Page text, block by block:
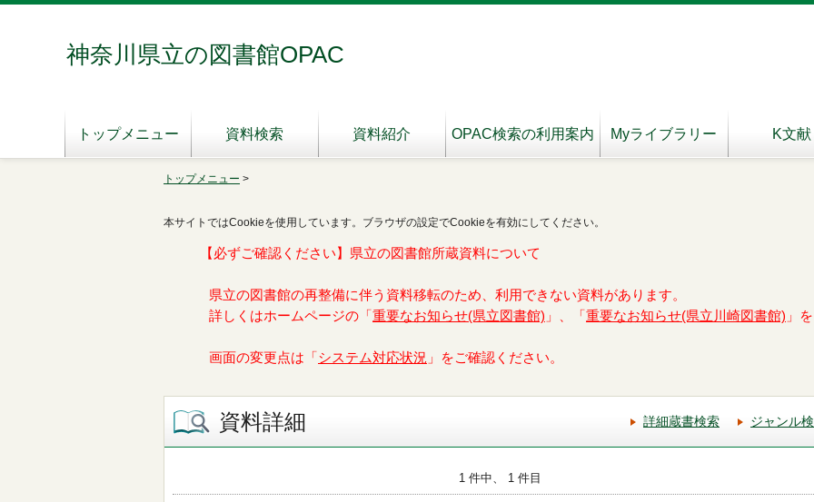
神奈川県立の図書館OPAC
トップメニュー 資料検索 資料紹介 OPAC検索の利用案内 Myライブラリー K文献
トップメニュー >
本サイトではCookieを使用しています。ブラウザの設定でCookieを有効にしてください。
【必ずご確認ください】県立の図書館所蔵資料について
県立の図書館の再整備に伴う資料移転のため、利用できない資料があります。
詳しくはホームページの「 重要なお知らせ(県立図書館) 」、「 重要なお知らせ(県立川崎図書館) 」
画面の変更点は「 システム対応状況 」をご確認ください。
資料詳細 詳細蔵書検索 ジャンル
1 件中、 1 件目